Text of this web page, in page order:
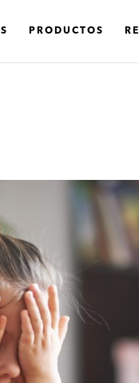
PRODUCTOS